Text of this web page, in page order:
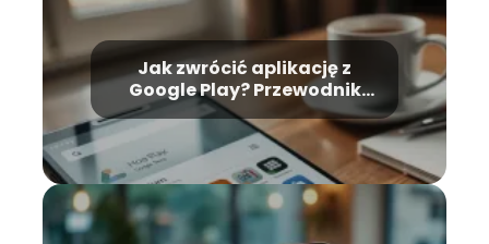
Jak zwrócić aplikację z
Google Play? Przewodnik
krok po kroku